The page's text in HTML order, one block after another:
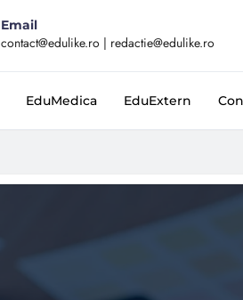
Email
contact@edulike.ro | redactie@edulike.ro
EduMedica EduExtern